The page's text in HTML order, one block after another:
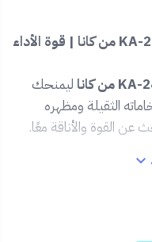
🛠️ خلاط مطبخ جداري ثقيل KA-2417-1 من كانا | قوة الأداء
ليمنحك
الثقيلة ومظهره
عن القوة والأناقة معًا.